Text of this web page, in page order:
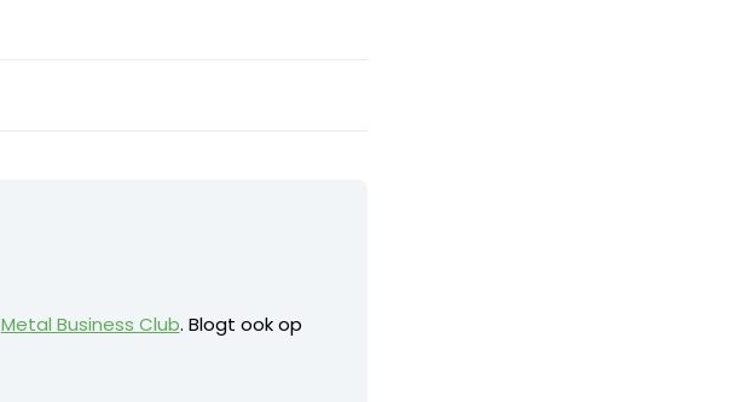
Metal Business Club. Blogt ook op